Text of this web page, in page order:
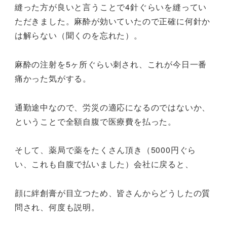
縫った方が良いと言うことで4針ぐらいを縫ってい
ただきました。麻酔が効いていたので正確に何針か
は解らない（聞くのを忘れた）。
麻酔の注射を5ヶ所ぐらい刺され、これが今日一番
痛かった気がする。
通勤途中なので、労災の適応になるのではないか、
ということで全額自腹で医療費を払った。
そして、薬局で薬をたくさん頂き（5000円ぐら
い、これも自腹で払いました）会社に戻ると、
顔に絆創膏が目立つため、皆さんからどうしたの質
問され、何度も説明。